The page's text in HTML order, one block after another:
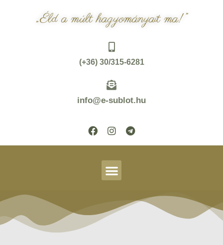
„Éld a múlt hagyományait ma!”
(+36) 30/315-6281
info@e-sublot.hu